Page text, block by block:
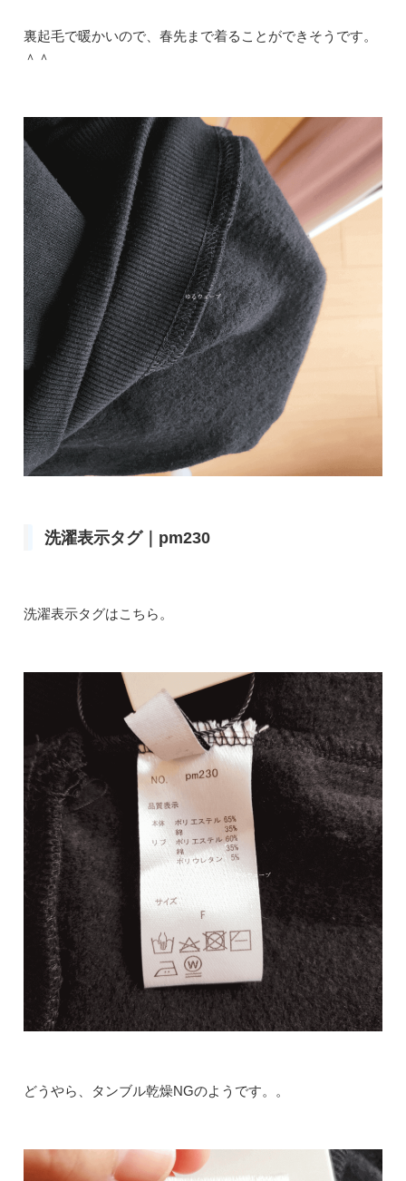
裏起毛で暖かいので、春先まで着ることができそうです。
＾＾
洗濯表示タグ｜pm230
洗濯表示タグはこちら。
どうやら、タンブル乾燥NGのようです。。